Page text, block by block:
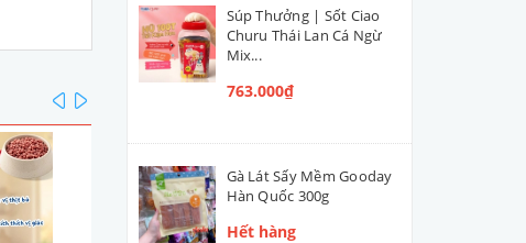
prev
Súp Thưởng | Sốt Ciao
Churu Thái Lan Cá Ngừ
Mix...
763.000₫
Gà Lát Sấy Mềm Gooday
Hàn Quốc 300g
Hết hàng